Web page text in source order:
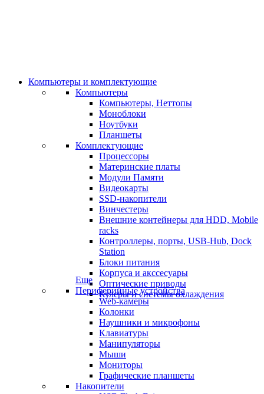
Компьютеры и комплектующие
Компьютеры
Компьютеры, Неттопы
Моноблоки
Ноутбуки
Планшеты
Комплектующие
Процессоры
Материнские платы
Модули Памяти
Видеокарты
SSD-накопители
Винчестеры
Внешние контейнеры для HDD, Mobile
racks
Контроллеры, порты, USB-Hub, Dock
Station
Блоки питания
Корпуса и акссесуары
Оптические приводы
Кулеры и системы охлаждения
Еще
Периферийные устройства
Web-камеры
Колонки
Наушники и микрофоны
Клавиатуры
Манипуляторы
Мыши
Мониторы
Графические планшеты
Накопители